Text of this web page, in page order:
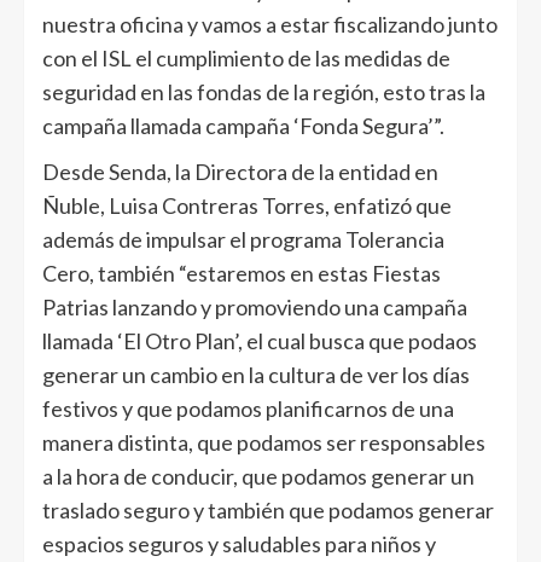
nuestra oficina y vamos a estar fiscalizando junto
con el ISL el cumplimiento de las medidas de
seguridad en las fondas de la región, esto tras la
campaña llamada campaña ‘Fonda Segura’”.
Desde Senda, la Directora de la entidad en
Ñuble, Luisa Contreras Torres, enfatizó que
además de impulsar el programa Tolerancia
Cero, también “estaremos en estas Fiestas
Patrias lanzando y promoviendo una campaña
llamada ‘El Otro Plan’, el cual busca que podaos
generar un cambio en la cultura de ver los días
festivos y que podamos planificarnos de una
manera distinta, que podamos ser responsables
a la hora de conducir, que podamos generar un
traslado seguro y también que podamos generar
espacios seguros y saludables para niños y